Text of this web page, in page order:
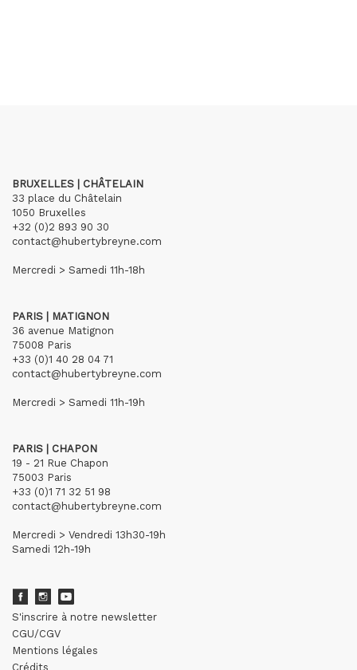
BRUXELLES | CHÂTELAIN
33 place du Châtelain
1050 Bruxelles
+32 (0)2 893 90 30
contact@hubertybreyne.com
Mercredi > Samedi 11h-18h
PARIS | MATIGNON
36 avenue Matignon
75008 Paris
+33 (0)1 40 28 04 71
contact@hubertybreyne.com
Mercredi > Samedi 11h-19h
PARIS | CHAPON
19 - 21 Rue Chapon
75003 Paris
+33 (0)1 71 32 51 98
contact@hubertybreyne.com
Mercredi > Vendredi 13h30-19h
Samedi 12h-19h
S'inscrire à notre newsletter
CGU/CGV
Mentions légales
Crédits